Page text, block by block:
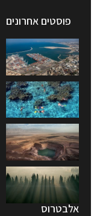
פוסטים אחרונים
אלבטרוס